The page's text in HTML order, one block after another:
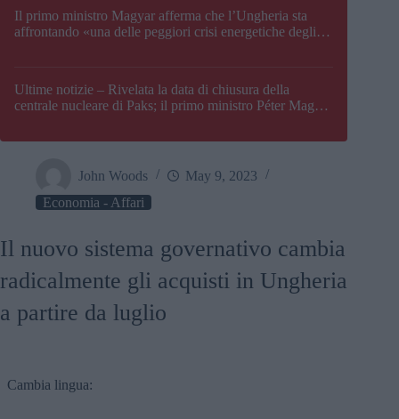
Il primo ministro Magyar afferma che l’Ungheria sta
affrontando «una delle peggiori crisi energetiche degli
Ultime notizie – Rivelata la data di chiusura della
centrale nucleare di Paks; il primo ministro Péter Magyar
John Woods
May 9, 2023
Economia - Affari
Il nuovo sistema governativo cambia
radicalmente gli acquisti in Ungheria
a partire da luglio
Cambia lingua: